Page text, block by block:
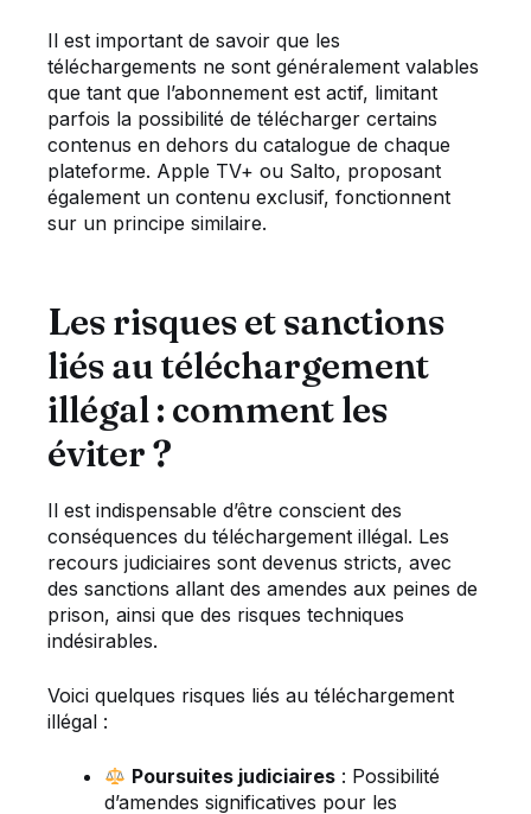
Il est important de savoir que les
téléchargements ne sont généralement valables
que tant que l’abonnement est actif, limitant
parfois la possibilité de télécharger certains
contenus en dehors du catalogue de chaque
plateforme. Apple TV+ ou Salto, proposant
également un contenu exclusif, fonctionnent
sur un principe similaire.
Les risques et sanctions
liés au téléchargement
illégal : comment les
éviter ?
Il est indispensable d’être conscient des
conséquences du téléchargement illégal. Les
recours judiciaires sont devenus stricts, avec
des sanctions allant des amendes aux peines de
prison, ainsi que des risques techniques
indésirables.
Voici quelques risques liés au téléchargement
illégal :
Poursuites judiciaires : Possibilité
d’amendes significatives pour les